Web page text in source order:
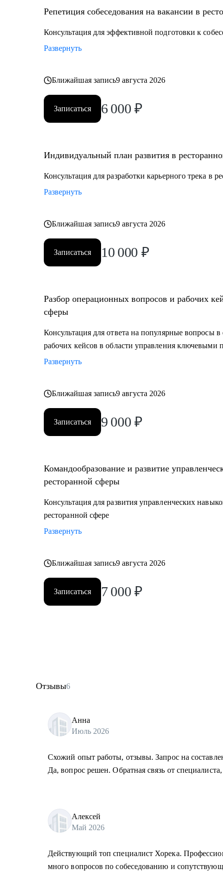
Кому могу помочь:
• Управляющим, Директорам и менеджерам
• Всем, кто хочет развиваться в сфере ресторанов
Репетиция собеседования на вакансии в
Консультация для эффективной подготовки к
Развернуть
Ближайшая запись9 августа 2026
Записаться 6 000 ₽
Индивидуальный план развития в
Консультация для разработки карьерного трека в
Развернуть
Ближайшая запись9 августа 2026
Записаться 10 000 ₽
Разбор операционных вопросов и рабочих
сферы
Консультация для ответа на популярные вопросы
рабочих кейсов в области управления ключевыми
Развернуть
Ближайшая запись9 августа 2026
Записаться 9 000 ₽
Командообразование и развитие
ресторанной сферы
Консультация для развития управленческих
ресторанной сфере
Развернуть
Ближайшая запись9 августа 2026
Записаться 7 000 ₽
Отзывы6
Анна
Июль 2026
Схожий опыт работы, отзывы. Запрос на
Да, вопрос решен. Обратная связь от
Алексей
Май 2026
Действующий топ специалист Хорека.
много вопросов по собеседованию и